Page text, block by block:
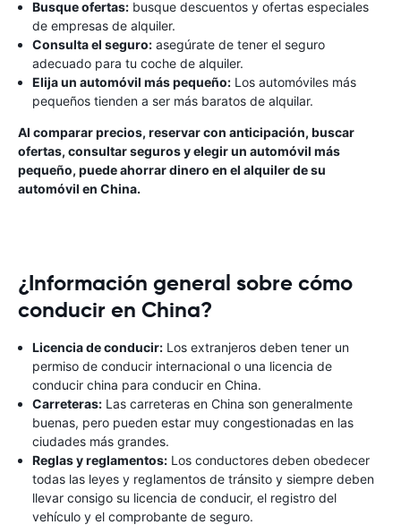
Busque ofertas: busque descuentos y ofertas especiales
de empresas de alquiler.
Consulta el seguro: asegúrate de tener el seguro
adecuado para tu coche de alquiler.
Elija un automóvil más pequeño: Los automóviles más
pequeños tienden a ser más baratos de alquilar.
Al comparar precios, reservar con anticipación, buscar
ofertas, consultar seguros y elegir un automóvil más
pequeño, puede ahorrar dinero en el alquiler de su
automóvil en China.
¿Información general sobre cómo
conducir en China?
Licencia de conducir: Los extranjeros deben tener un
permiso de conducir internacional o una licencia de
conducir china para conducir en China.
Carreteras: Las carreteras en China son generalmente
buenas, pero pueden estar muy congestionadas en las
ciudades más grandes.
Reglas y reglamentos: Los conductores deben obedecer
todas las leyes y reglamentos de tránsito y siempre deben
llevar consigo su licencia de conducir, el registro del
vehículo y el comprobante de seguro.